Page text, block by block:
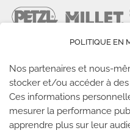
LES SALLES CLIMB UP
POLITIQUE EN
Nos partenaires et nous-
stocker et/ou accéder à
Ces informations
mesurer la performance
apprendre plus sur leur